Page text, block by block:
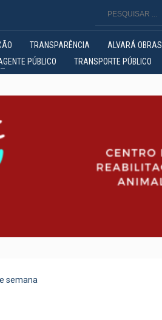
TRANSPARÊNCIA ALVARÁ OBRAS
PÚBLICO TRANSPORTE PÚBLICO
semana